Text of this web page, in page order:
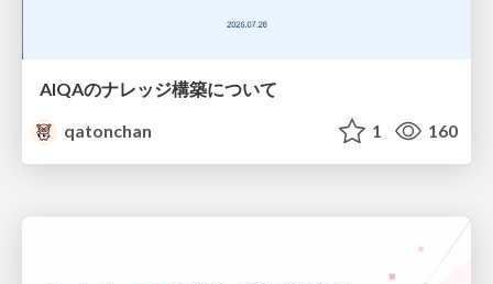
AIQAのナレッジ構築について
qatonchan
1 160